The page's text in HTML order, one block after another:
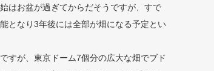
はお盆が過ぎてからだそうですが、すで
となり3年後には全部が畑になる予定とい
すが、東京ドーム7個分の広大な畑でブド